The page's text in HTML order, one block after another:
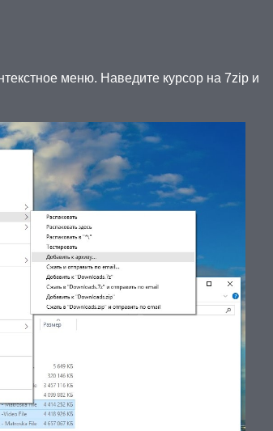
меню. Наведите курсор на 7zip и